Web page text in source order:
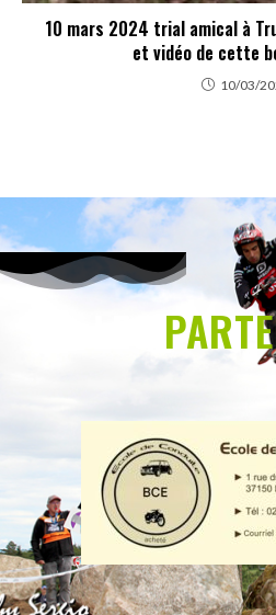
10 mars 2024 trial amical à
et vidéo de cette
10/03/